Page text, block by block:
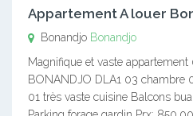
Appartement A louer
Bonandjo Bonandjo
Magnifique et vaste
BONANDJO DLA1 03 chambre
01 très vaste cuisine Balcons